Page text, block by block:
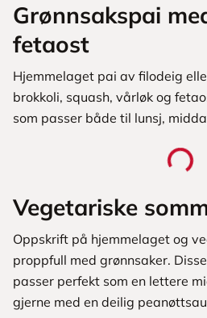
Grønnsakspai
fetaost
Hjemmelaget pai av filodeig
brokkoli, squash, vårløk og
som passer både til lunsj,
Vegetariske
Oppskrift på hjemmelaget og
proppfull med grønnsaker.
passer perfekt som en lettere
gjerne med en deilig